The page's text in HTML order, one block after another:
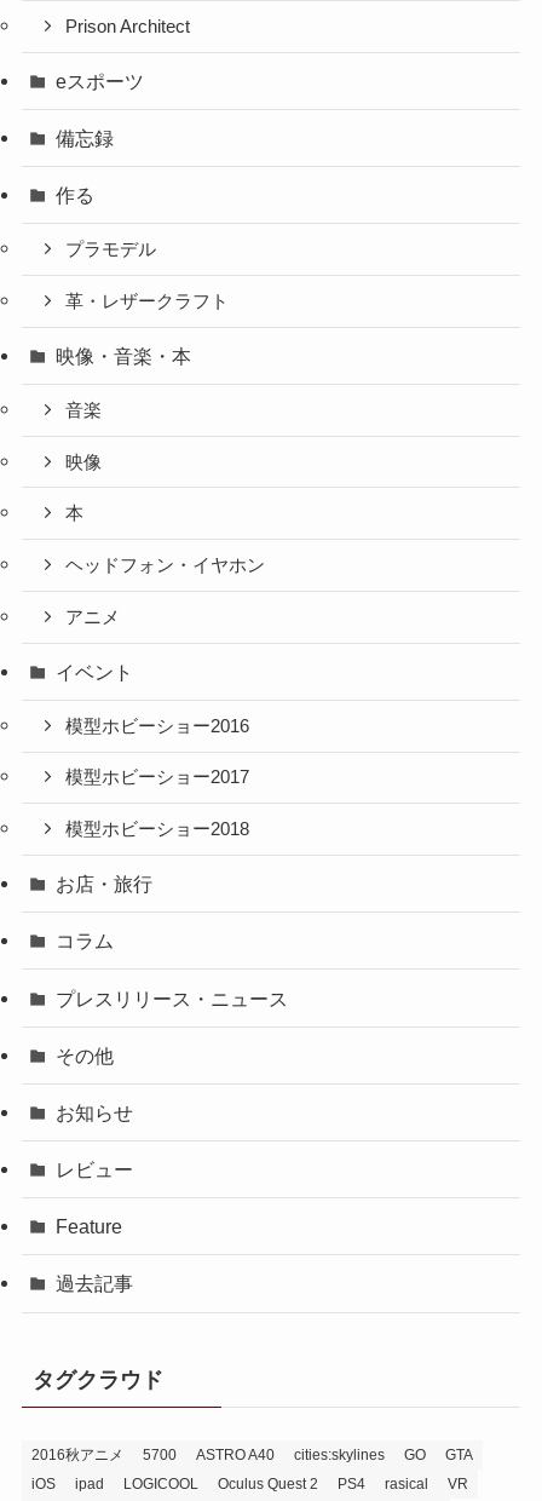
Prison Architect
eスポーツ
備忘録
作る
プラモデル
革・レザークラフト
映像・音楽・本
音楽
映像
本
ヘッドフォン・イヤホン
アニメ
イベント
模型ホビーショー2016
模型ホビーショー2017
模型ホビーショー2018
お店・旅行
コラム
プレスリリース・ニュース
その他
お知らせ
レビュー
Feature
過去記事
タグクラウド
2016秋アニメ 5700 ASTRO A40 cities:skylines GO
GTA
iOS
ipad LOGICOOL Oculus Quest 2 PS4 rasical
VR